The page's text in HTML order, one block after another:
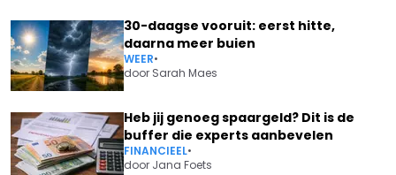
30-daagse vooruit: eerst hitte,
daarna meer buien
WEER•
door Sarah Maes
Heb jij genoeg spaargeld? Dit is de
buffer die experts aanbevelen
FINANCIEEL•
door Jana Foets